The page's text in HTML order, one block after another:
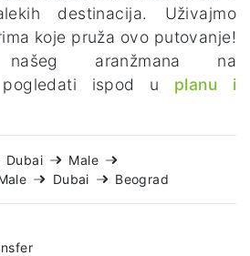
destinacija. Uživajmo
koje pruža ovo putovanje!
aranžmana na
ispod u
planu i
Dubai
Male
Dubai Beograd